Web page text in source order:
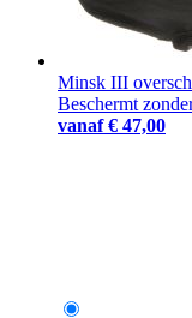
Minsk III
Beschermt
vanaf € 47,00